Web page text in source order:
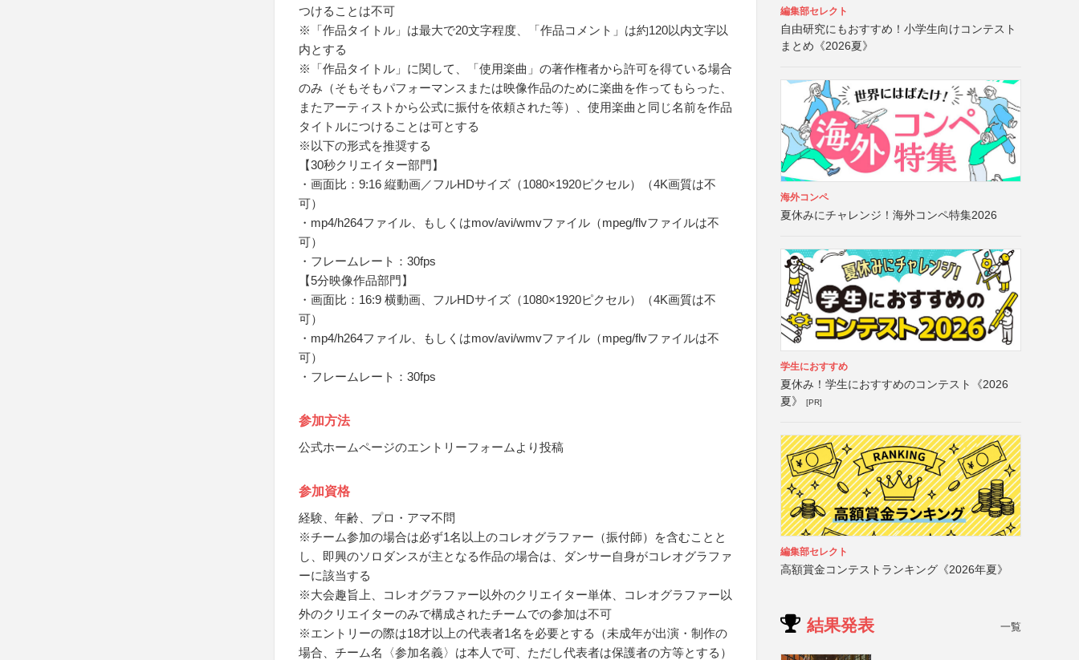
つけることは不可
※「作品タイトル」は最大で20文字程度、「作品コメント」は約120以内文字以
内とする
※「作品タイトル」に関して、「使用楽曲」の著作権者から許可を得ている場合
のみ（そもそもパフォーマンスまたは映像作品のために楽曲を作ってもらった、
またアーティストから公式に振付を依頼された等）、使用楽曲と同じ名前を作品
タイトルにつけることは可とする
※以下の形式を推奨する
【30秒クリエイター部門】
・画面比：9:16 縦動画／フルHDサイズ（1080×1920ピクセル）（4K画質は不
可）
・mp4/h264ファイル、もしくはmov/avi/wmvファイル（mpeg/flvファイルは不
可）
・フレームレート：30fps
【5分映像作品部門】
・画面比：16:9 横動画、フルHDサイズ（1080×1920ピクセル）（4K画質は不
可）
・mp4/h264ファイル、もしくはmov/avi/wmvファイル（mpeg/flvファイルは不
可）
・フレームレート：30fps
参加方法
公式ホームページのエントリーフォームより投稿
参加資格
経験、年齢、プロ・アマ不問
※チーム参加の場合は必ず1名以上のコレオグラファー（振付師）を含むことと
し、即興のソロダンスが主となる作品の場合は、ダンサー自身がコレオグラファ
ーに該当する
※大会趣旨上、コレオグラファー以外のクリエイター単体、コレオグラファー以
外のクリエイターのみで構成されたチームでの参加は不可
※エントリーの際は18才以上の代表者1名を必要とする（未成年が出演・制作の
場合、チーム名〈参加名義〉は本人で可、ただし代表者は保護者の方等とする）
編集部セレクト
自由研究にもおすすめ！小学生向けコンテスト
まとめ《2026夏》
海外コンペ
夏休みにチャレンジ！海外コンペ特集2026
学生におすすめ
夏休み！学生におすすめのコンテスト《2026
夏》
[PR]
編集部セレクト
高額賞金コンテストランキング《2026年夏》
結果発表 一覧